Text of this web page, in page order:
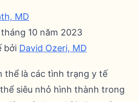
MD
10 năm 2023
bởi David Ozeri, MD
thể là các tình trạng y tế
siêu nhỏ hình thành trong